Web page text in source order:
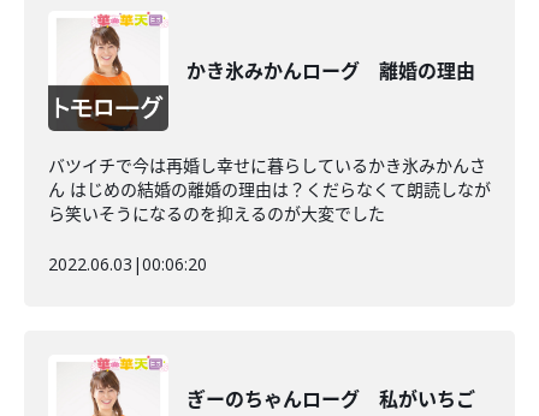
かき氷みかんローグ 離婚の理由
バツイチで今は再婚し幸せに暮らしているかき氷みかんさ
ん はじめの結婚の離婚の理由は？くだらなくて朗読しなが
ら笑いそうになるのを抑えるのが大変でした
2022.06.03 |00:06:20
ぎーのちゃんローグ 私がいちご